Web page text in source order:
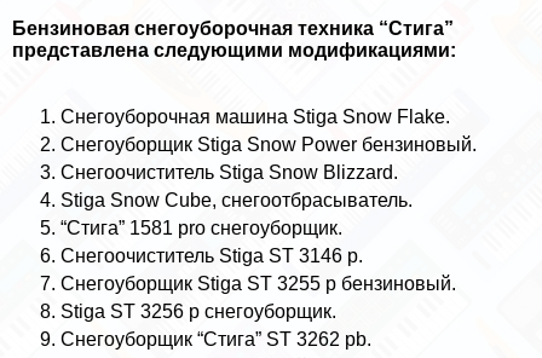
Бензиновая снегоуборочная техника “Стига”
представлена следующими модификациями:
Снегоуборочная машина Stiga Snow Flake.
Снегоуборщик Stiga Snow Power бензиновый.
Снегоочиститель Stiga Snow Blizzard.
Stiga Snow Cube, снегоотбрасыватель.
“Стига” 1581 pro снегоуборщик.
Снегоочиститель Stiga ST 3146 p.
Снегоуборщик Stiga ST 3255 p бензиновый.
Stiga ST 3256 p снегоуборщик.
Снегоуборщик “Стига” ST 3262 pb.